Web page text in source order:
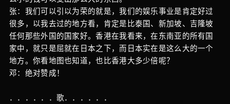
张：我们可以引以为荣的就是，我们的娱乐事业是肯定好过
很多，以我去过的地方看，肯定是比泰国、新加坡、吉隆坡
任何那些外国的国家好。香港在我看来，在东南亚的所有国
家中，就只是屈就在日本之下，而日本实在是这么大的一个
地方。你看地图也知道，也比香港大多少倍呢？
邓：绝对赞成！
．．．．．．歌．．．．．．